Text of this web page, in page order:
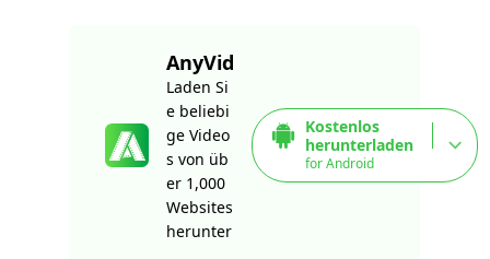
AnyVid
Laden Si
e beliebi
ge Video
s von üb
er 1,000
Websites
herunter
Kostenlos
herunterladen
for Android